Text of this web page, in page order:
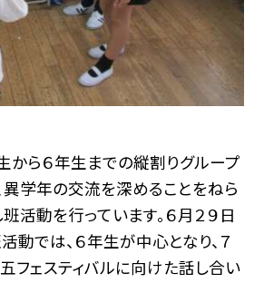
から６年生までの縦割りグループ
異学年の交流を深めることをねら
活動を行っています。６月２９日
活動では、６年生が中心となり、７
五フェスティバルに向けた話し合い